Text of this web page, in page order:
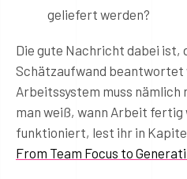
geliefert werden?
Die gute Nachricht dabei ist,
Schätzaufwand beantwortet
Arbeitssystem muss
man weiß, wann Arbeit fertig
funktioniert, lest ihr in
From Team Focus to